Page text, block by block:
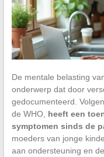
De mentale belasting
onderwerp dat door
gedocumenteerd.
de WHO, heeft een
symptomen sinds de
moeders van jonge
aan ondersteuning en